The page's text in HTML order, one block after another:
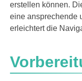
erstellen können.
eine ansprechende
erleichtert die